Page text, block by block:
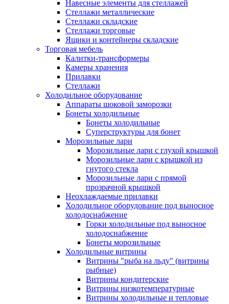
Навесные элементы для стеллажей
Стеллажи металлические
Стеллажи складские
Стеллажи торговые
Ящики и контейнеры складские
Торговая мебель
Калитки-трансформеры
Камеры хранения
Прилавки
Стеллажи
Холодильное оборудование
Аппараты шоковой заморозки
Бонеты холодильные
Бонеты холодильные
Суперструктуры для бонет
Морозильные лари
Морозильные лари с глухой крышкой
Морозильные лари с крышкой из
гнутого стекла
Морозильные лари с прямой
прозрачной крышкой
Неохлаждаемые прилавки
Холодильное оборудование под выносное
холодоснабжение
Горки холодильные под выносное
холодоснабжение
Бонеты морозильные
Холодильные витрины
Витрины "рыба на льду" (витрины
рыбные)
Витрины кондитерские
Витрины низкотемпературные
Витрины холодильные и тепловые